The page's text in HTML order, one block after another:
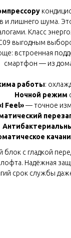
и лишнего шума.
Класс
выгодным
встроенная
смартфон — из
работы:
Ночной режим
Feel»— точное
блок с гладкой
Надёжная
срок службы